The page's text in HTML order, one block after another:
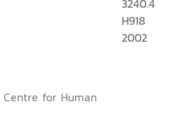
Centre for Human
3240.4
H918
2002